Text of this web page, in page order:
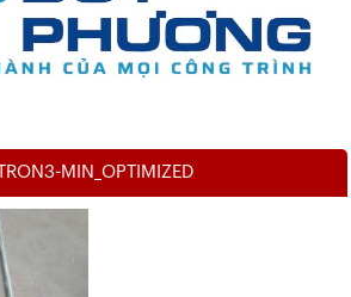
MIN_OPTIMIZED